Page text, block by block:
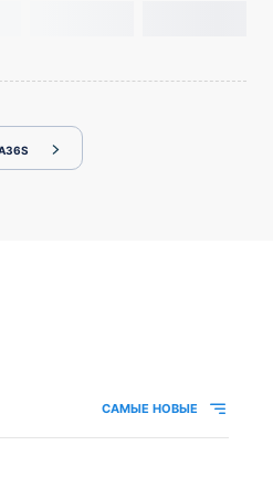
САМЫЕ НОВЫЕ